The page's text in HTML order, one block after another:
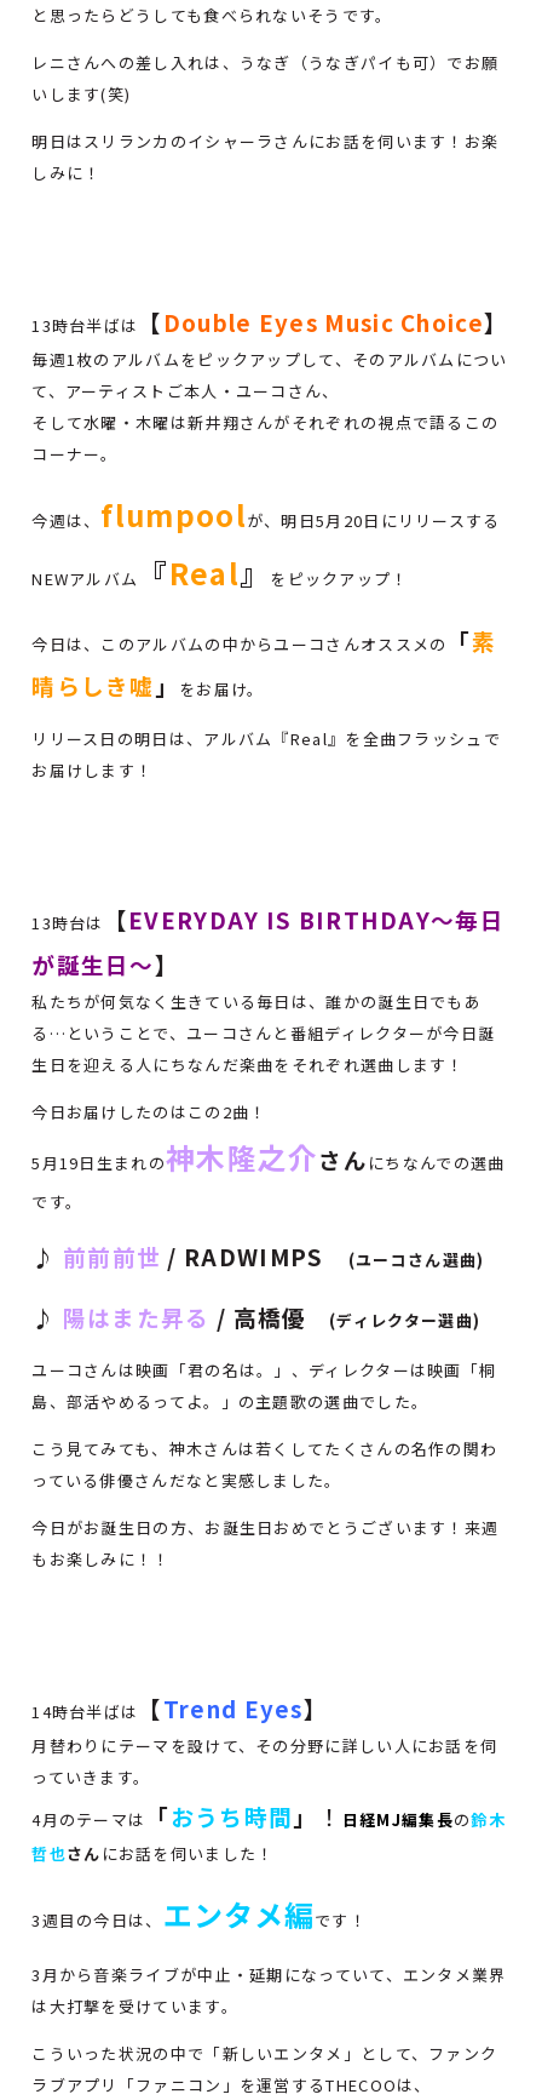
と思ったらどうしても食べられないそうです。
レニさんへの差し入れは、うなぎ（うなぎパイも可）でお願
いします(笑)
明日はスリランカのイシャーラさんにお話を伺います！お楽
しみに！
13時台半ばは 【Double Eyes Music Choice】
毎週1枚のアルバムをピックアップして、そのアルバムについ
て、アーティストご本人・ユーコさん、
そして水曜・木曜は新井翔さんがそれぞれの視点で語るこの
コーナー。
今週は、 flumpoolが、明日5月20日にリリースする
NEWアルバム 『Real』 をピックアップ！
今日は、このアルバムの中からユーコさんオススメの 「素
晴らしき嘘 」 をお届け。
リリース日の明日は、アルバム『Real』を全曲フラッシュで
お届けします！
13時台は 【EVERYDAY IS BIRTHDAY～毎日
が誕生日～】
私たちが何気なく生きている毎日は、誰かの誕生日でもあ
る…ということで、ユーコさんと番組ディレクターが今日誕
生日を迎える人にちなんだ楽曲をそれぞれ選曲します！
今日お届けしたのはこの2曲！
5月19日生まれの神木隆之介さん にちなんでの選曲
です。
♪ 前前前世 / RADWIMPS (ユーコさん選曲)
♪ 陽はまた昇る / 高橋優 (ディレクター選曲)
ユーコさんは映画「君の名は。」、ディレクターは映画「桐
島、部活やめるってよ。」の主題歌の選曲でした。
こう見てみても、神木さんは若くしてたくさんの名作の関わ
っている俳優さんだなと実感しました。
今日がお誕生日の方、お誕生日おめでとうございます！来週
もお楽しみに！！
14時台半ばは 【Trend Eyes】
月替わりにテーマを設けて、その分野に詳しい人にお話を伺
っていきます。
4月のテーマは
「おうち時間 」 ！ 日経MJ編集長の鈴木
哲也さん にお話を伺いました！
3週目の今日は、 エンタメ編です！
3月から音楽ライブが中止・延期になっていて、エンタメ業界
は大打撃を受けています。
こういった状況の中で「新しいエンタメ」として、ファンク
ラブアプリ「ファニコン」を運営するTHECOOは、